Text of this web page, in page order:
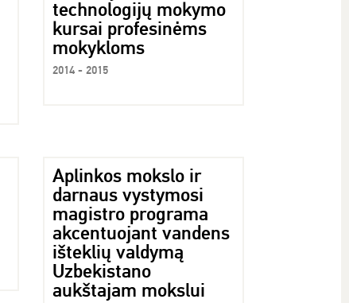
technologijų mokymo
kursai profesinėms
mokykloms
2014 - 2015
Aplinkos mokslo ir
darnaus vystymosi
magistro programa
akcentuojant vandens
išteklių valdymą
Uzbekistano
aukštajam mokslui